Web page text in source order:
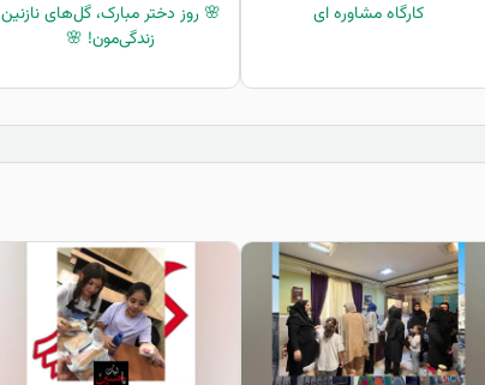
کارگاه مشاوره ای
🌸 روز دختر مبارک، گل‌های نازنین
زندگی‌مون! 🌸